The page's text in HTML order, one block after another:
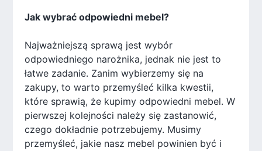
Jak wybrać odpowiedni mebel?
Najważniejszą sprawą jest wybór
odpowiedniego narożnika, jednak nie jest to
łatwe zadanie. Zanim wybierzemy się na
zakupy, to warto przemyśleć kilka kwestii,
które sprawią, że kupimy odpowiedni mebel. W
pierwszej kolejności należy się zastanowić,
czego dokładnie potrzebujemy. Musimy
przemyśleć, jakie nasz mebel powinien być i